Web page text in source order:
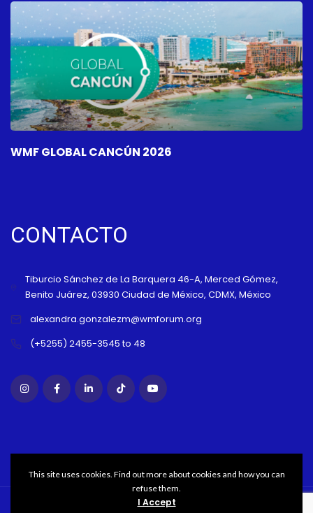
WMF GLOBAL CANCÚN 2026
CONTACTO
Tiburcio Sánchez de La Barquera 46-A, Merced Gómez,
Benito Juárez, 03930 Ciudad de México, CDMX, México
alexandra.gonzalezm@wmforum.org
(+5255) 2455-3545 to 48
This site uses cookies. Find out more about cookies and how you can
refuse them.
I Accept